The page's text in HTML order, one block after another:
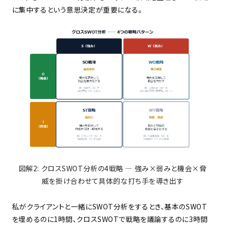
に集中するという意思決定が重要になる。
図解2: クロスSWOT分析の4戦略 ― 強み×弱みと機会×脅
威を掛け合わせて具体的な打ち手を導き出す
私がクライアントと一緒にSWOT分析をするとき、基本のSWOT
を埋めるのに1時間、クロスSWOTで戦略を議論するのに3時間